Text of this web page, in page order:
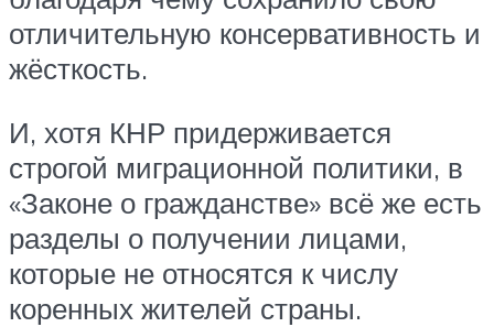
отличительную консервативность и
жёсткость.
И, хотя КНР придерживается
строгой миграционной политики, в
«Законе о гражданстве» всё же есть
разделы о получении лицами,
которые не относятся к числу
коренных жителей страны.